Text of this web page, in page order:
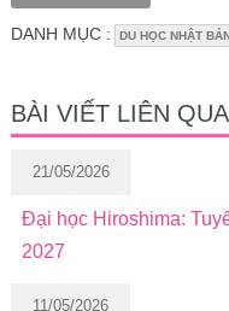
DANH MỤC : DU HỌC NHẬT
BÀI VIẾT LIÊN
21/05/2026
Đại học Hiroshima:
2027
11/05/2026